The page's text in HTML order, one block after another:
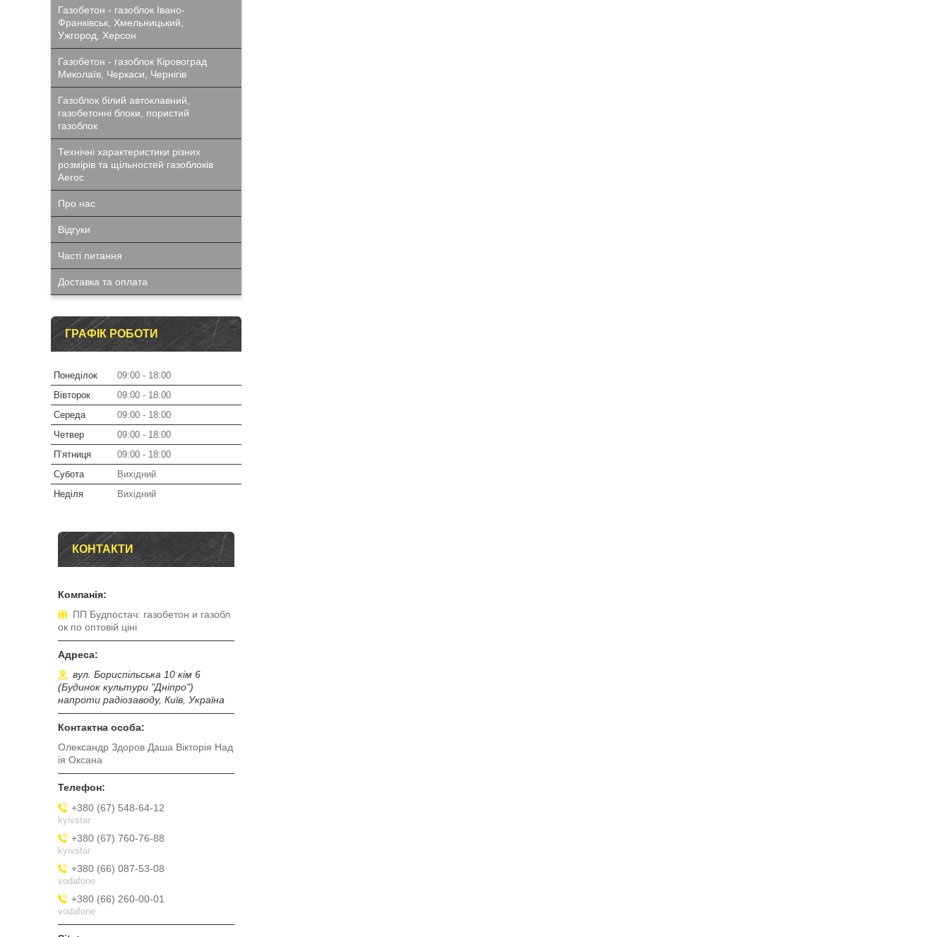
Газобетон - газоблок Івано-
Франківськ, Хмельницький,
Ужгород, Херсон
Газобетон - газоблок Кіровоград
Миколаїв, Черкаси, Чернігів
Газоблок білий автоклавний,
газобетонні блоки, пористий
газоблок
Технічні характеристики різних
розмірів та щільностей газоблоків
Aeroc
Про нас
Відгуки
Часті питання
Доставка та оплата
ГРАФІК РОБОТИ
Понеділок 09:00
18:00
Вівторок
09:00
18:00
Середа
09:00
18:00
Четвер
09:00
18:00
Пʼятниця
09:00
18:00
Субота
Вихідний
Неділя
Вихідний
КОНТАКТИ
ПП Будпостач: газобетон и газобл
ок по оптовій ціні
вул. Бориспільська 10 кім 6
(Будинок культури "Дніпро")
напроти радіозаводу, Київ, Україна
Олександр Здоров Даша Вікторія Над
ія Оксана
+380 (67) 548-64-12
kyivstar
+380 (67) 760-76-88
kyivstar
+380 (66) 087-53-08
vodafone
+380 (66) 260-00-01
vodafone